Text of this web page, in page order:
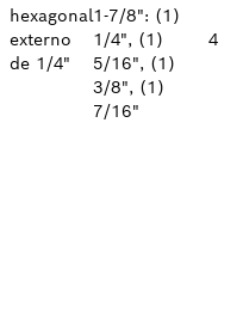
hexagonal
externo
de 1/4"
1-7/8": (1)
1/4", (1)
5/16", (1)
3/8", (1)
7/16"
4